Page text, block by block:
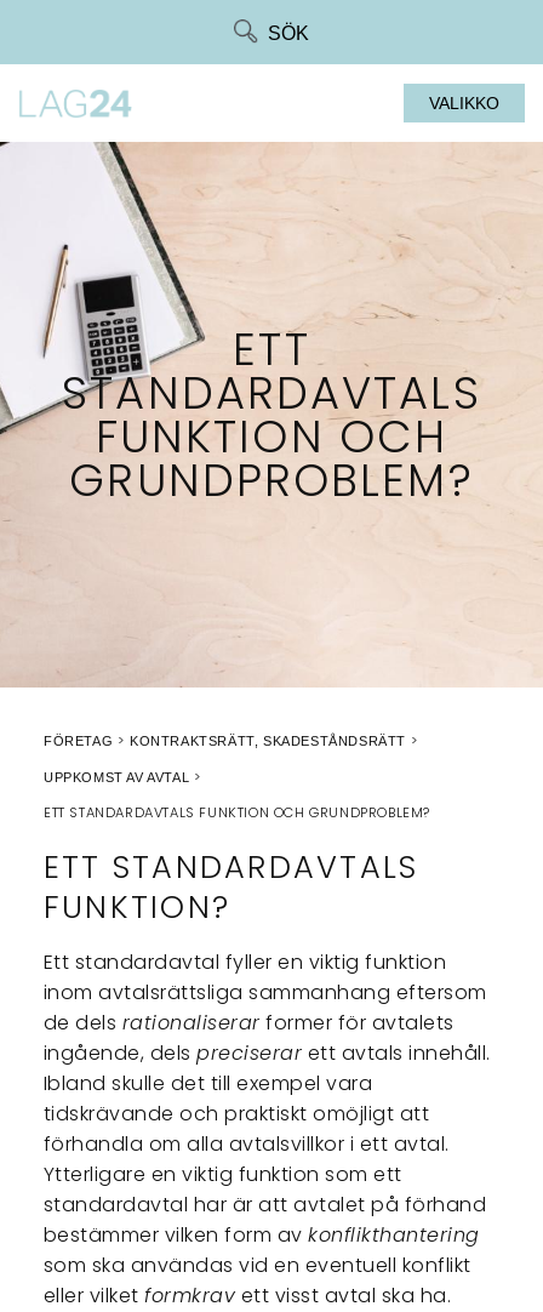
SÖK
VALIKKO
ETT
STANDARDAVTALS
FUNKTION OCH
GRUNDPROBLEM?
FÖRETAG KONTRAKTSRÄTT, SKADESTÅNDSRÄTT
UPPKOMST AV AVTAL
ETT STANDARDAVTALS FUNKTION OCH GRUNDPROBLEM?
ETT STANDARDAVTALS
FUNKTION?
Ett standardavtal fyller en viktig funktion
inom avtalsrättsliga sammanhang eftersom
de dels rationaliserar former för avtalets
ingående, delspreciserar ett avtals innehåll.
Ibland skulle det till exempel vara
tidskrävande och praktiskt omöjligt att
förhandla om alla avtalsvillkor i ett avtal.
Ytterligare en viktig funktion som ett
standardavtal har är att avtalet på förhand
bestämmer vilken form avkonflikthantering
som ska användas vid en eventuell konflikt
eller vilketformkrav ett visst avtal ska ha.